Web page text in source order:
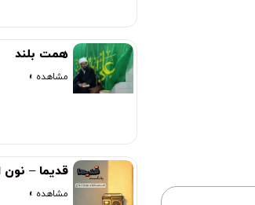
همت بلند
مشاهده »
قدیما – نون
مشاهده »